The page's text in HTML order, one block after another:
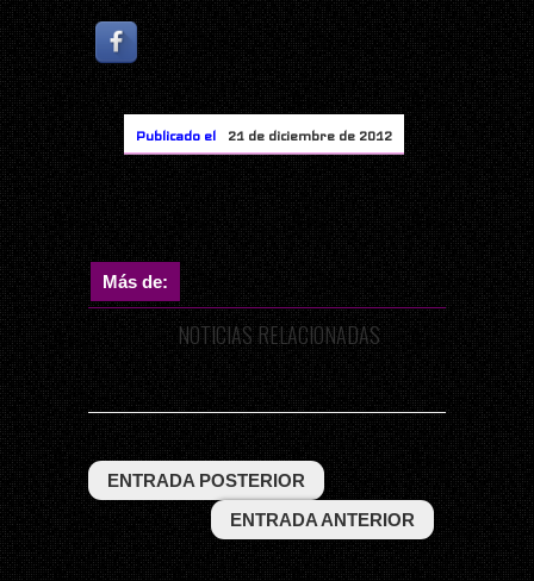
Publicado el 21 de diciembre de 2012
Más de:
NOTICIAS RELACIONADAS
ENTRADA POSTERIOR
ENTRADA ANTERIOR